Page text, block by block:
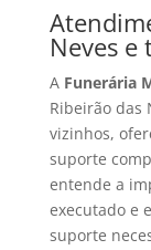
Neves e
A Funerária
Ribeirão das
vizinhos,
suporte
entende a
executado e
suporte